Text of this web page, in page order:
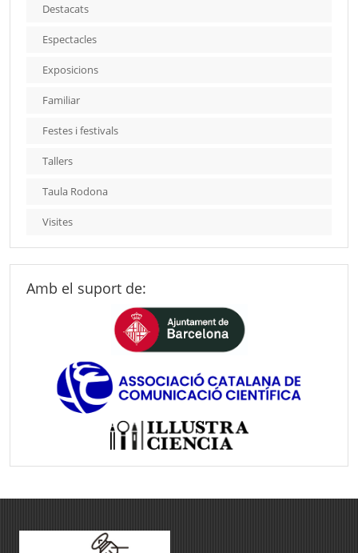
Destacats
Espectacles
Exposicions
Familiar
Festes i festivals
Tallers
Taula Rodona
Visites
Amb el suport de: